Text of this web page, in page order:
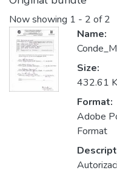
Now showing 1 - 2 of 2
Name:
Size:
432.61
Format:
Adobe
Format